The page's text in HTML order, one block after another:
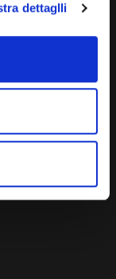
dettaglli